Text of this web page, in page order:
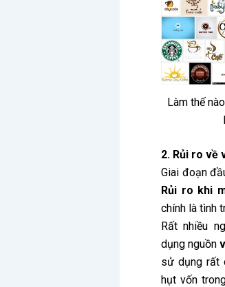
Làm thế
2. Rủi ro về
Giai đoạn
Rủi ro khi
chính là tình
Rất nhiều
dụng nguồn
sử dụng rất
hụt vốn